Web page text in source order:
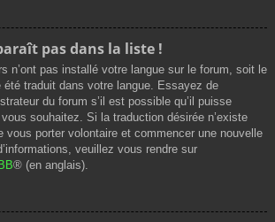
pas dans la liste !
n’ont pas installé votre langue sur le forum, soit le
été traduit dans votre langue. Essayez de
du forum s’il est possible qu’il puisse
souhaitez. Si la traduction désirée n’existe
vous porter volontaire et commencer une nouvelle
veuillez vous rendre sur
® (en anglais).